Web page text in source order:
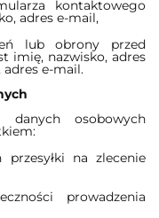
kontaktowego
adres e-mail,
lub obrony przed
imię, nazwisko, adres
e-mail.
osobowych
na zlecenie
prowadzenia